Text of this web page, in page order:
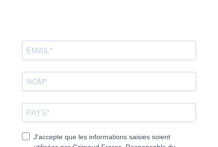
J'accepte que les informations saisies soient